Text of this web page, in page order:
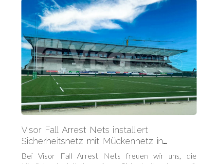
Visor Fall Arrest Nets installiert
Sicherheitsnetz mit Mückennetz in
irischem Fußballstadion
Bei Visor Fall Arrest Nets freuen wir uns, die